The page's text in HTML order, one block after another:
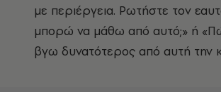
με περιέργεια. Ρωτήστε τον
μπορώ να μάθω από αυτό;» ή
βγω δυνατότερος από αυτή την